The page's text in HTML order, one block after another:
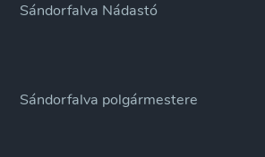
Sándorfalva Nádastó
Sándorfalva polgármestere